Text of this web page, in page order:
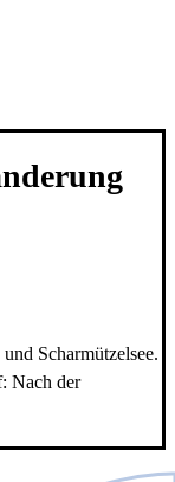
Scharmützelsee.
Nach der